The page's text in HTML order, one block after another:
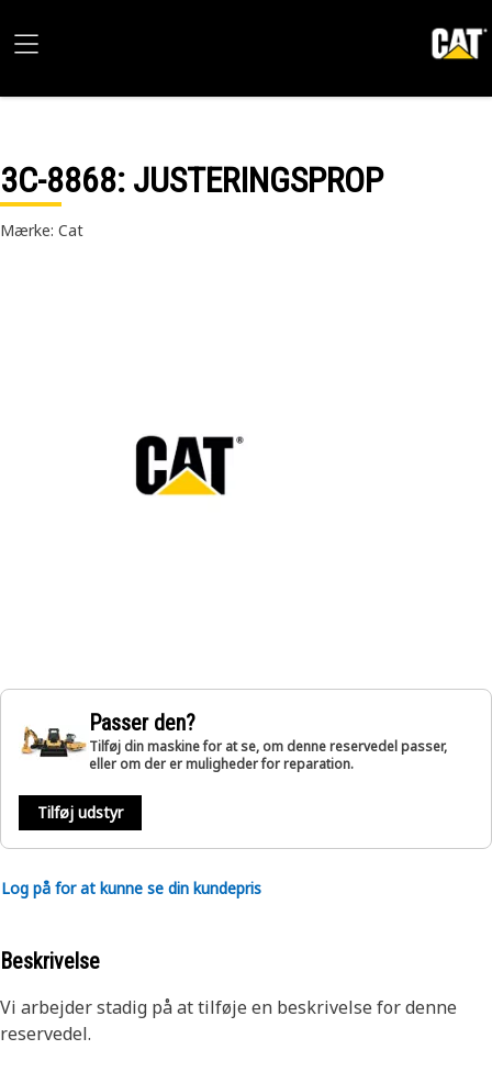
3C-8868: JUSTERINGSPROP
Mærke: Cat
Passer den?
Tilføj din maskine for at se, om denne reservedel passer,
eller om der er muligheder for reparation.
Tilføj udstyr
Log på for at kunne se din kundepris
Beskrivelse
Vi arbejder stadig på at tilføje en beskrivelse for denne
reservedel.